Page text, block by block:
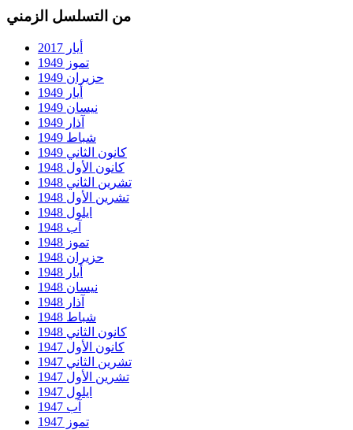
من التسلسل الزمني
أيار 2017
تموز 1949
حزيران 1949
أيار 1949
نيسان 1949
آذار 1949
شباط 1949
كانون الثاني 1949
كانون الأول 1948
تشرين الثاني 1948
تشرين الأول 1948
ايلول 1948
آب 1948
تموز 1948
حزيران 1948
أيار 1948
نيسان 1948
آذار 1948
شباط 1948
كانون الثاني 1948
كانون الأول 1947
تشرين الثاني 1947
تشرين الأول 1947
ايلول 1947
آب 1947
تموز 1947